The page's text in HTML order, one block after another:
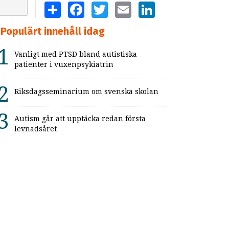
SHARE FACEBOOKTWITTEREMAIL LINKEDIN
Populärt innehåll idag
Vanligt med PTSD bland autistiska
patienter i vuxenpsykiatrin
Riksdagsseminarium om svenska skolan
Autism går att upptäcka redan första
levnadsåret